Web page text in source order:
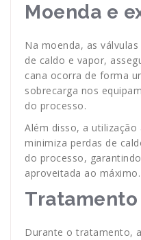
Moenda e
Na moenda, as
de caldo e vapor,
cana ocorra de forma
sobrecarga nos
do processo.
Além disso, a utilização
minimiza perdas de
do processo,
aproveitada ao máximo.
Durante o tratamento,